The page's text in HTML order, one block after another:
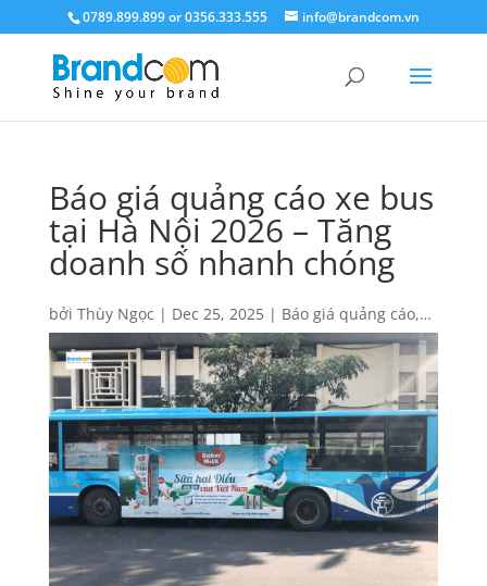
0789.899.899 or 0356.333.555 info@brandcom.vn
Báo giá quảng cáo xe bus
tại Hà Nội 2026 – Tăng
doanh số nhanh chóng
bởi Thùy Ngọc | Dec 25, 2025| Báo giá quảng cáo,
Báo giá quảng cáo Bus